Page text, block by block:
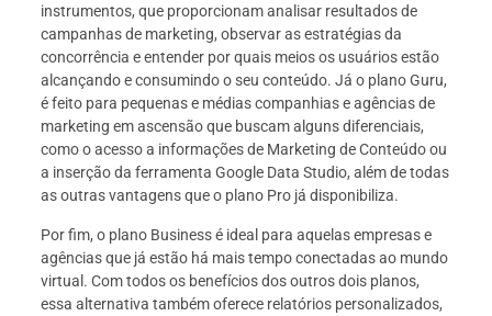
instrumentos, que proporcionam analisar resultados de
campanhas de marketing, observar as estratégias da
concorrência e entender por quais meios os usuários estão
alcançando e consumindo o seu conteúdo. Já o plano Guru,
é feito para pequenas e médias companhias e agências de
marketing em ascensão que buscam alguns diferenciais,
como o acesso a informações de Marketing de Conteúdo ou
a inserção da ferramenta Google Data Studio, além de todas
as outras vantagens que o plano Pro já disponibiliza.
Por fim, o plano Business é ideal para aquelas empresas e
agências que já estão há mais tempo conectadas ao mundo
virtual. Com todos os benefícios dos outros dois planos,
essa alternativa também oferece relatórios personalizados,